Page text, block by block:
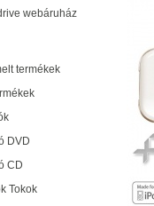
webáruház
termékek
DVD
CD
Tokok